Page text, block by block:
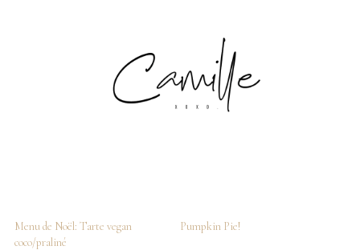
Menu de Noël: Tarte vegan
coco/praliné
Pumpkin Pie!